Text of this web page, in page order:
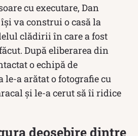
cu executare, Dan
va construi o casă la
clădirii în care a fost
După eliberarea din
o echipă de
a arătat o fotografie cu
și le-a cerut să îi ridice
deosebire dintre